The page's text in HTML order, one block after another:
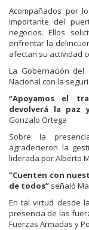
Acompañados por
importante del
negocios. Ellos
enfrentar la
afectan su actividad
La Gobernación del
Nacional con la
“Apoyamos el
devolverá la paz
Gonzalo Ortega
Sobre la
agradecieron la
liderada por Alberto
“Cuenten con
de todos” señaló
En tal virtud desde
presencia de las
Fuerzas Armadas y